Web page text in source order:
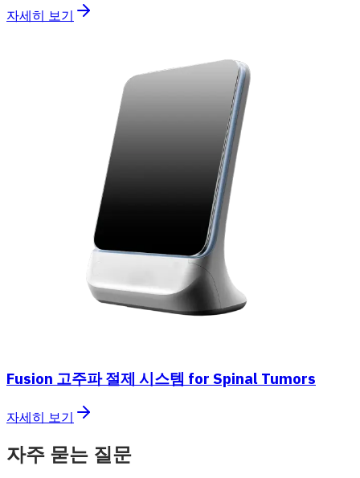
자세히 보기
Fusion 고주파 절제 시스템 for Spinal Tumors
자세히 보기
자주 묻는 질문